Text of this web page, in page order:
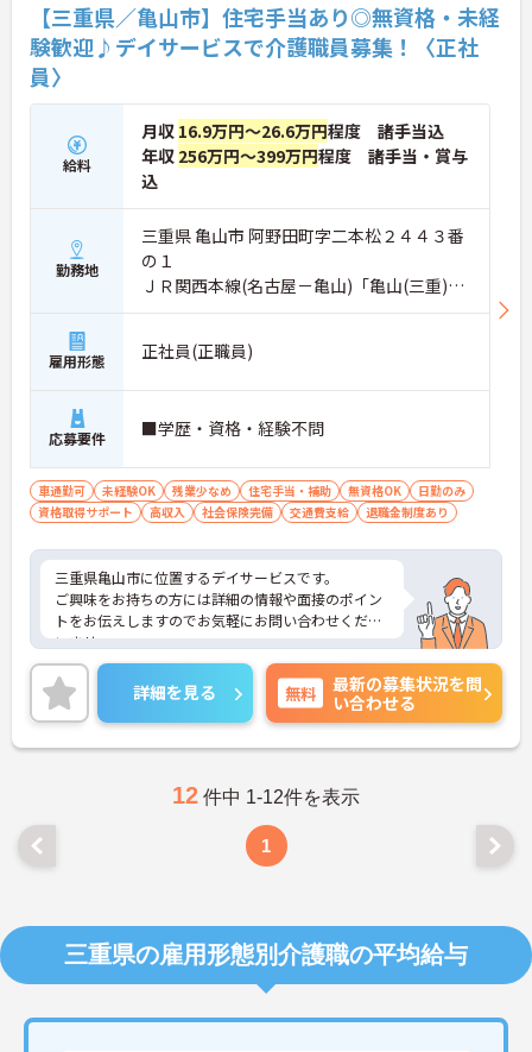
【三重県／亀山市】住宅手当あり◎無資格・未経
験歓迎♪デイサービスで介護職員募集！〈正社
員〉
給料
月収 16.9万円～26.6万円程度 諸手当込
年収 256万円～399万円程度 諸手当・賞与
込
勤務地
三重県 亀山市 阿野田町字二本松２４４３番
の１
ＪＲ関西本線(名古屋－亀山)「亀山(三重)
駅」バス・車10分
雇用形態 正社員(正職員)
応募要件 ■学歴・資格・経験不問
車通勤可 未経験OK 残業少なめ 住宅手当・補助 無資格OK
日勤のみ
資格取得サポート
高収入 社会保険完備 交通費支給 退職金制度あり
三重県亀山市に位置するデイサービスです。
ご興味をお持ちの方には詳細の情報や面接のポイン
トをお伝えしますのでお気軽にお問い合わせくださ
いませ。
詳細を見る 無料
最新の募集状況を問
い合わせる
12 件中 1-12件を表示
1
三重県の雇用形態別介護職の平均給与